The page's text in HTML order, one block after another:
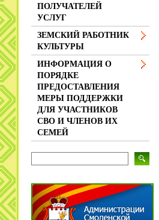
ПОЛУЧАТЕЛЕЙ
УСЛУГ
ЗЕМСКИЙ РАБОТНИК
КУЛЬТУРЫ
ИНФОРМАЦИЯ О
ПОРЯДКЕ
ПРЕДОСТАВЛЕНИЯ
МЕРЫ ПОДДЕРЖКИ
ДЛЯ УЧАСТНИКОВ
СВО И ЧЛЕНОВ ИХ
СЕМЕЙ